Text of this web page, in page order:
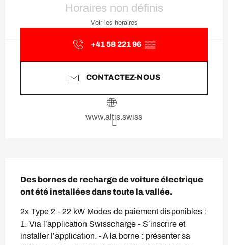
Horaires non définis
Voir les horaires
+41 58 221 96 ▒▒
CONTACTEZ-NOUS
www.altis.swiss
Des bornes de recharge de voiture électrique
ont été installées dans toute la vallée.
2x Type 2 - 22 kW Modes de paiement disponibles :
1. Via l’application Swisscharge - S’inscrire et
installer l’application. - À la borne : présenter sa